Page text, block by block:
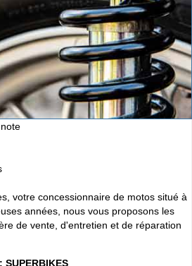
note
votre concessionnaire de motos situé à
années, nous vous proposons les
de vente, d'entretien et de réparation
SUPERBIKES